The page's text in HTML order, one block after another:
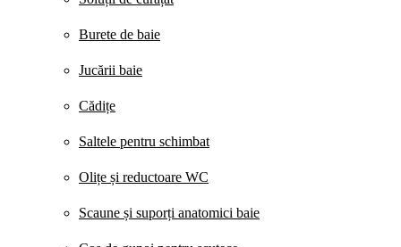
Burete de baie
Jucării baie
Cădițe
Saltele pentru schimbat
Olițe și reductoare WC
Scaune și suporți anatomici baie